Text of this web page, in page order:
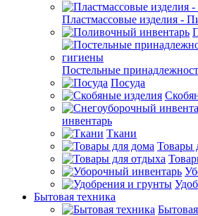
Пластмассовые изделия -
Постельные
Посуда
инвентарь
Ткани
Товары
Бытовая техника